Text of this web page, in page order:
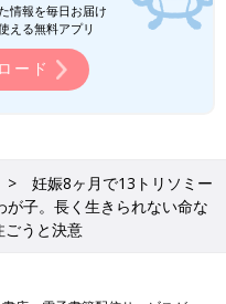
と夫は、“どのみち亡くな
親になりきれていない状
た文美さん。当時の心境を
リソミーかも、生きられな
。短い期間で自分の気持ち
情報を毎日お届け
える無料アプリ
ード
妊娠8ヶ月で13トリソミー
子。長く生きられない命な
ごうと決意